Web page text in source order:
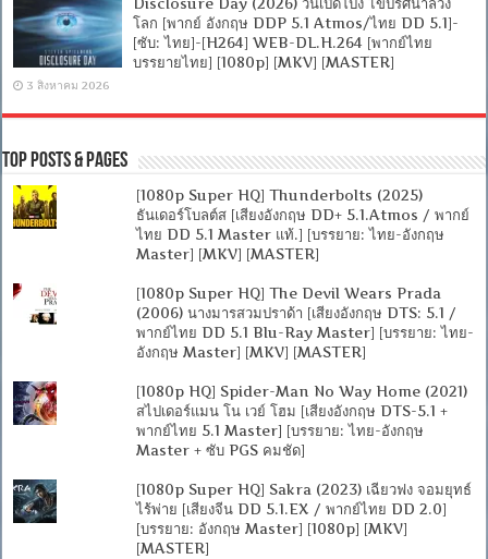
โลก [พากย์ อังกฤษ DDP 5.1 Atmos/ไทย DD 5.1]-
[ซับ: ไทย]-[H264] WEB-DL.H.264 [พากย์ไทย
บรรยายไทย] [1080p] [MKV] [MASTER]
3 สิงหาคม 2026
Top Posts & Pages
[1080p Super HQ] Thunderbolts (2025)
ธันเดอร์โบลต์ส [เสียงอังกฤษ DD+ 5.1.Atmos / พากย์
ไทย DD 5.1 Master แท้.] [บรรยาย: ไทย-อังกฤษ
Master] [MKV] [MASTER]
[1080p Super HQ] The Devil Wears Prada
(2006) นางมารสวมปราด้า [เสียงอังกฤษ DTS: 5.1 /
พากย์ไทย DD 5.1 Blu-Ray Master] [บรรยาย: ไทย-
อังกฤษ Master] [MKV] [MASTER]
[1080p HQ] Spider-Man No Way Home (2021)
สไปเดอร์แมน โน เวย์ โฮม [เสียงอังกฤษ DTS-5.1 +
พากย์ไทย 5.1 Master] [บรรยาย: ไทย-อังกฤษ
Master + ซับ PGS คมชัด]
[1080p Super HQ] Sakra (2023) เฉียวฟง จอมยุทธ์
ไร้พ่าย [เสียงจีน DD 5.1.EX / พากย์ไทย DD 2.0]
[บรรยาย: อังกฤษ Master] [1080p] [MKV]
[MASTER]